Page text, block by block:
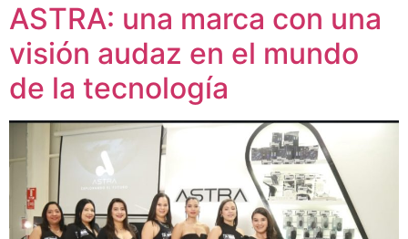
ASTRA: una marca con una
visión audaz en el mundo
de la tecnología